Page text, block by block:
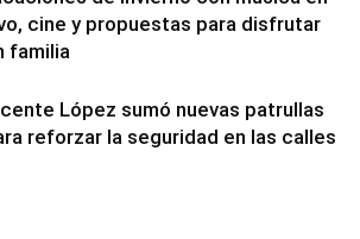
cine y propuestas para disfrutar
familia
López sumó nuevas patrullas
reforzar la seguridad en las calles